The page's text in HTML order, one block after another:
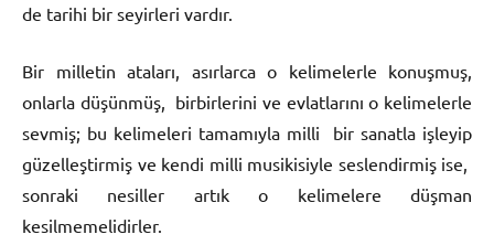
de tarihi bir seyirleri vardır.
Bir milletin ataları, asırlarca o kelimelerle konuşmuş,
onlarla düşünmüş, birbirlerini ve evlatlarını o kelimelerle
sevmiş; bu kelimeleri tamamıyla milli bir sanatla işleyip
güzelleştirmiş ve kendi milli musikisiyle seslendirmiş ise,
sonraki nesiller artık o kelimelere düşman
kesilmemelidirler.